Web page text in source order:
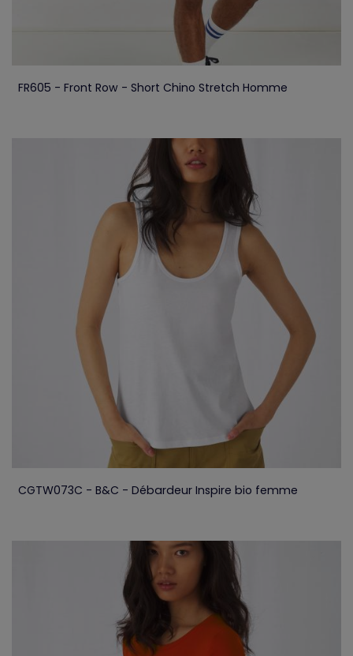
FR605 - Front Row - Short Chino Stretch Homme
CGTW073C - B&C - Débardeur Inspire bio femme